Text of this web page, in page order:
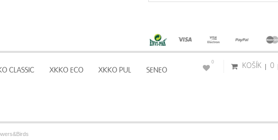
CLASSIC XKKO ECO XKKO PUL SENEO KOŠÍK 0
0